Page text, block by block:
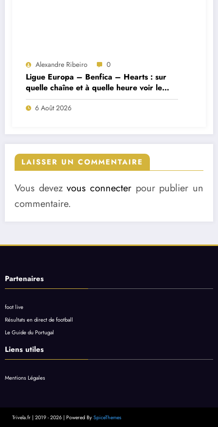
Alexandre Ribeiro 0
Ligue Europa – Benfica – Hearts : sur
quelle chaîne et à quelle heure voir le
match ?
6 Août 2026
LAISSER UN COMMENTAIRE
Vous devezvous connecter pour publier un
commentaire.
Partenaires
foot live
Résultats en direct de football
Le Guide du Portugal
Liens utiles
Mentions Légales
Trivela.fr | 2019 - 2026 | Powered By SpiceThemes